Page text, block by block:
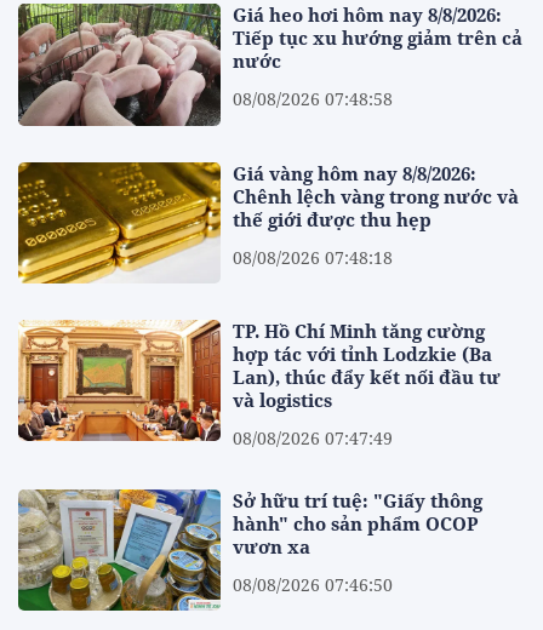
Giá heo hơi hôm nay 8/8/2026:
Tiếp tục xu hướng giảm trên cả
nước
08/08/2026 07:48:58
Giá vàng hôm nay 8/8/2026:
Chênh lệch vàng trong nước và
thế giới được thu hẹp
08/08/2026 07:48:18
TP. Hồ Chí Minh tăng cường
hợp tác với tỉnh Lodzkie (Ba
Lan), thúc đẩy kết nối đầu tư
và logistics
08/08/2026 07:47:49
Sở hữu trí tuệ: "Giấy thông
hành" cho sản phẩm OCOP
vươn xa
08/08/2026 07:46:50